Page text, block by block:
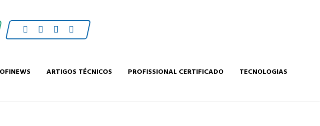
ARTIGOS TÉCNICOS PROFISSIONAL CERTIFICADO
TECNOLOGIAS